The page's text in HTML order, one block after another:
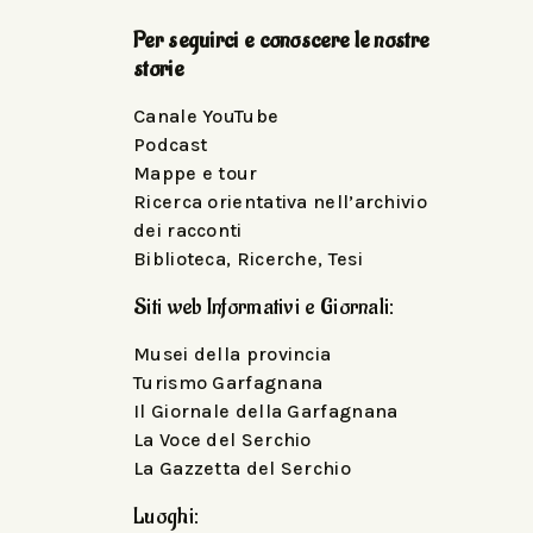
Per seguirci e conoscere le nostre
storie
Canale YouTube
Podcast
Mappe e tour
Ricerca orientativa nell’archivio
dei racconti
Biblioteca, Ricerche, Tesi
Siti web Informativi e Giornali:
Musei della provincia
Turismo Garfagnana
Il Giornale della Garfagnana
La Voce del Serchio
La Gazzetta del Serchio
Luoghi: